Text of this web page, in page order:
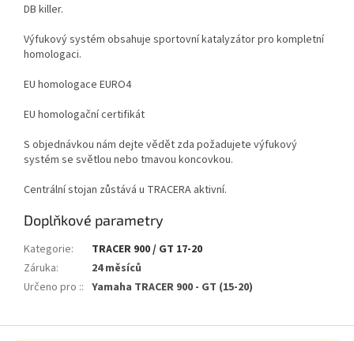
DB killer.
Výfukový systém obsahuje sportovní katalyzátor pro kompletní
homologaci.
EU homologace EURO4
EU homologační certifikát
S objednávkou nám dejte vědět zda požadujete výfukový
systém se světlou nebo tmavou koncovkou.
Centrální stojan zůstává u TRACERA aktivní.
Doplňkové parametry
Kategorie:
TRACER 900 / GT 17-20
Záruka:
24 měsíců
Určeno pro :: Yamaha TRACER 900 - GT (15-20)